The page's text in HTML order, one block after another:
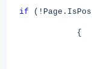
if
{